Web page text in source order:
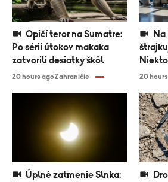
Po sérii útokov makaka
zatvorili desiatky škôl
20 hours agoZahraničie 20